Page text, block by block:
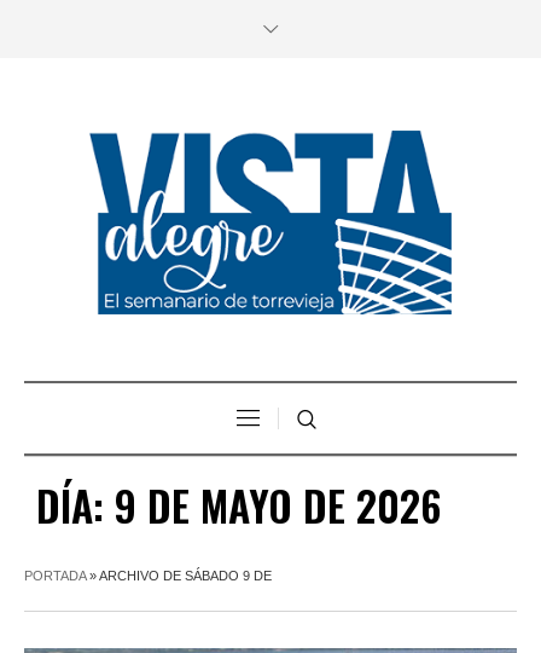
DÍA: 9 DE MAYO DE 2026
PORTADA»ARCHIVO DE SÁBADO 9 DE